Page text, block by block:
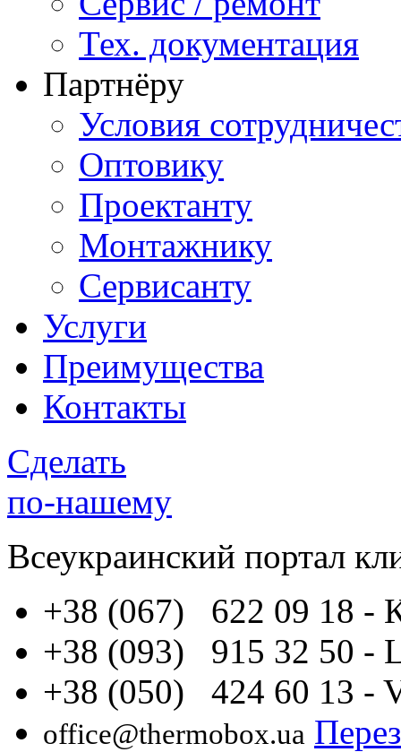
Тех. документация
Партнёру
Условия
Оптовику
Проектанту
Монтажнику
Сервисанту
Услуги
Преимущества
Контакты
Сделать
по-нашему
Всеукраинский портал
+38 (067) 622 09 18 -
+38 (093) 915 32 50 -
+38 (050) 424 60 13 -
office@thermobox.ua